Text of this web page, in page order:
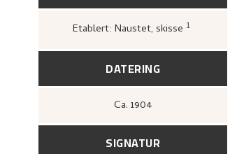
Etablert: Naustet, skisse 1
(Oslo:
DATERING
Ca. 1904
SIGNATUR